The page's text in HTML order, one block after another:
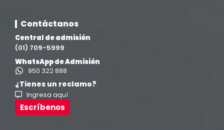
Contáctanos
Central de admisión
(01) 709-5999
WhatsApp de Admisión
950 322 888
¿Tienes un reclamo?
Ingresa aquí
Escríbenos